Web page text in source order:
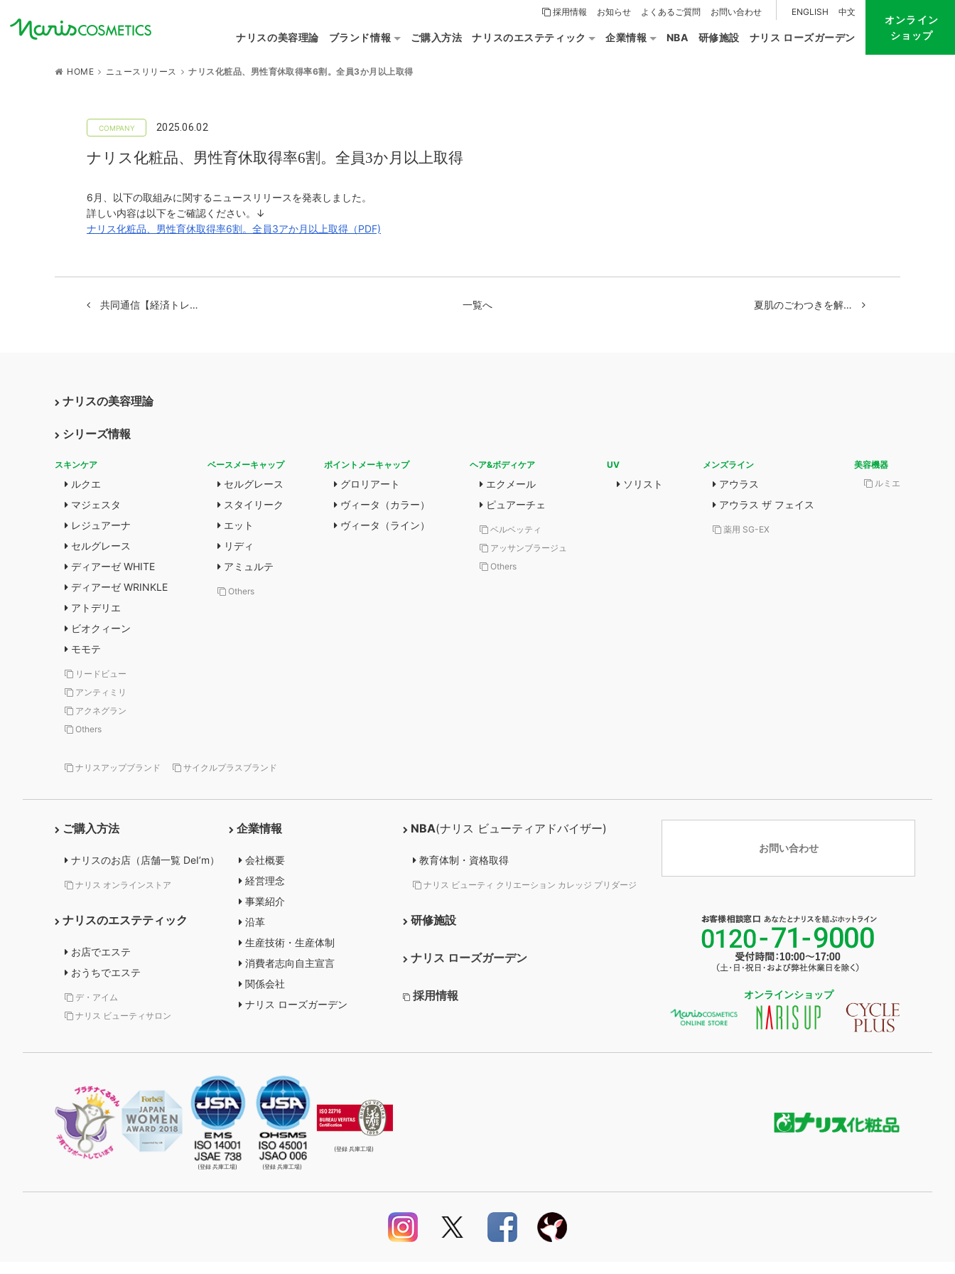
採用情報 お知らせ よくあるご質問 お問い合わせ ENGLISH 中文
オンライン
ショップ
ナリスの美容理論 ブランド情報 ご購入方法 ナリスのエステティック 企業情報 NBA 研修施設 ナリス ローズガーデン
HOME ニュースリリース ナリス化粧品、男性育休取得率6割。全員3か月以上取得
2025.06.02
ナリス化粧品、男性育休取得率6割。全員3か月以上取得
6月、以下の取組みに関するニュースリリースを発表しました。
詳しい内容は以下をご確認ください。↓
ナリス化粧品、男性育休取得率6割。全員3アか月以上取得（PDF)
共同通信【経済トレ… 一覧へ 夏肌のごわつきを解…
ナリスの美容理論
シリーズ情報
スキンケア
ルクエ
マジェスタ
レジュアーナ
セルグレース
ディアーゼ WHITE
ディアーゼ WRINKLE
アトデリエ
ビオクィーン
モモテ
リードビュー
アンティミリ
アクネグラン
Others
ベースメーキャップ
セルグレース
スタイリーク
エット
リディ
アミュルテ
Others
ポイントメーキャップ
グロリアート
ヴィータ（カラー）
ヴィータ（ライン）
ヘア&ボディケア
エクメール
ピュアーチェ
ベルベッティ
アッサンブラージュ
Others
UV
ソリスト
メンズライン
アウラス
アウラス ザ フェイス
薬用 SG-EX
美容機器
ルミエ
ナリスアップブランド サイクルプラスブランド
ご購入方法
ナリスのお店（店舗一覧 DeI’m）
ナリス オンラインストア
ナリスのエステティック
お店でエステ
おうちでエステ
デ・アイム
ナリス ビューティサロン
企業情報
会社概要
経営理念
事業紹介
沿革
生産技術・生産体制
消費者志向自主宣言
関係会社
ナリス ローズガーデン
NBA(ナリス ビューティアドバイザー)
教育体制・資格取得
ナリス ビューティ クリエーション カレッジ プリダージ
研修施設
ナリス ローズガーデン
採用情報
お問い合わせ
オンラインショップ
(登録 兵庫工場) (登録 兵庫工場)
(登録 兵庫工場)